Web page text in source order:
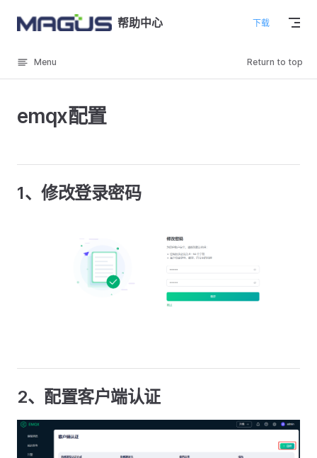
Skip to content 帮助中心 下载
Menu Return to top
emqx配置
1、修改登录密码
2、配置客户端认证